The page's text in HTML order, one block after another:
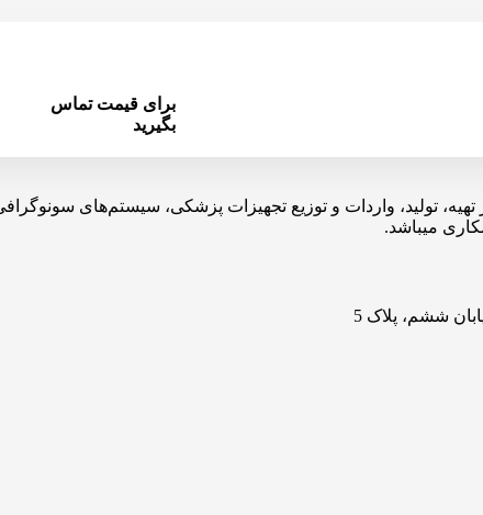
برای قیمت تماس
بگیرید
سال سابقه فعالیت در تهیه، تولید، واردات و توزیع تجهیزات پزشکی،
میباشد.
ششم، پلاک 5